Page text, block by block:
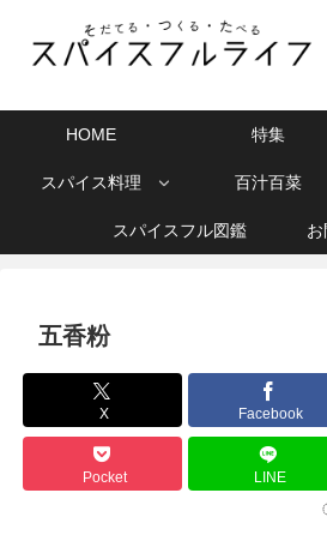
HOME 特集
スパイス料理 百汁百菜
スパイスフル図鑑
五香粉
X Facebook
Pocket LINE